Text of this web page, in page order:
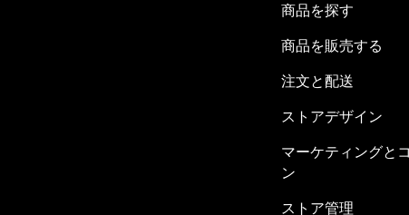
商品を探す
商品を販売する
注文と配送
ストアデザイン
マーケティングと
ン
ストア管理